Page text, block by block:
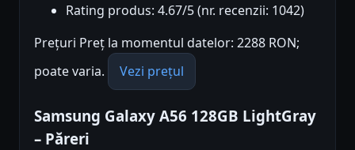
Rating produs: 4.67/5 (nr. recenzii: 1042)
Prețuri Preț la momentul datelor: 2288 RON;
poate varia.
Vezi prețul
Samsung Galaxy A56 128GB LightGray
– Păreri